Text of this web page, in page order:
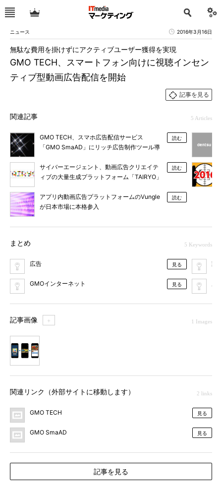
ニュース 2016年3月16日
GMO TECH、スマートフォン向けに視聴インセン
ティブ型動画広告配信を開始
無駄な費用を掛けずにアクティブユーザー獲得を実現
記事を見る
関連記事 5 Articles
GMO TECH、スマホ広告配信サービス
「GMO SmaAD」にリッチ広告制作ツール導
読む
サイバーエージェント、動画広告クリエイテ
ィブの大量生成プラットフォーム「TAIRYO」
読む
アプリ内動画広告プラットフォームのVungle
が日本市場に本格参入
読む
まとめ 5 Keywords
広告 見る
GMOインターネット 見る
動
記事画像 ＋ 1 Images
関連リンク（外部サイトに移動します） 2 links
GMO TECH 見る
GMO SmaAD 見る
記事を見る